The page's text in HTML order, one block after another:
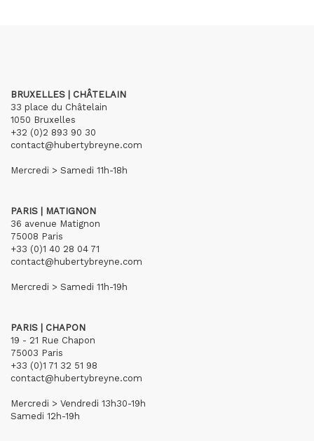
BRUXELLES | CHÂTELAIN
33 place du Châtelain
1050 Bruxelles
+32 (0)2 893 90 30
contact@hubertybreyne.com
Mercredi > Samedi 11h-18h
PARIS | MATIGNON
36 avenue Matignon
75008 Paris
+33 (0)1 40 28 04 71
contact@hubertybreyne.com
Mercredi > Samedi 11h-19h
PARIS | CHAPON
19 - 21 Rue Chapon
75003 Paris
+33 (0)1 71 32 51 98
contact@hubertybreyne.com
Mercredi > Vendredi 13h30-19h
Samedi 12h-19h